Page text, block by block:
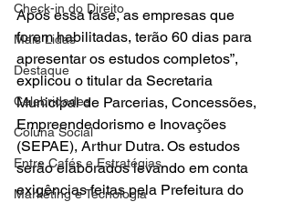
Check-in do Direito
Mais Lidas
Destaque
Celebridades
Coluna Social
Entre Cafés e Estratégias
Marketing e Tecnologia
Após essa fase, as empresas que
forem habilitadas, terão 60 dias para
apresentar os estudos completos”,
explicou o titular da Secretaria
Municipal de Parcerias, Concessões,
Empreendedorismo e Inovações
(SEPAE), Arthur Dutra. Os estudos
serão elaborados levando em conta
exigências feitas pela Prefeitura do